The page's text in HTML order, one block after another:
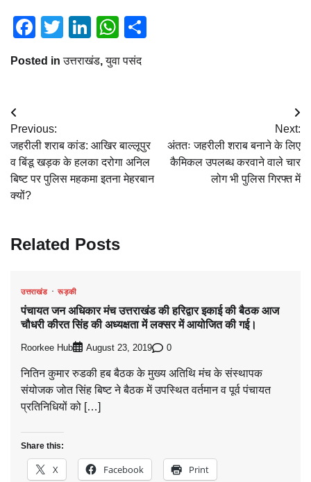
Facebook
TwitterLinkedIn
WhatsApp
Posted inउत्तराखंड,युवा पसंद
Post
navigation
Previous:
जहरीली शराब कांड: आखिर बाल्लूपुर
व बिंडू खड़क के हलका दरोगा अनिल
बिष्ट पर पुलिस महकमा इतना मेहरबान
क्यों?
Next:
अंततः जहरीली शराब बनाने के लिए
कैमिकल उपलब्ध करवाने वाले चार
लोग भी पुलिस गिरफ्त में
Related Posts
उत्तराखंड रूड़की
पंचायत जन अधिकार मंच उत्तराखंड की हरिद्वार इकाई की बैठक आज
चौधरी कीरत सिंह की अध्यक्षता में लक्सर में आयोजित की गई।
Roorkee Hub August 23, 2019 0
नितिन कुमार रुडकी हब बैठक के मुख्य अतिथि मंच के संस्थापक
संयोजक जोत सिंह बिष्ट ने बैठक में उपस्थित वर्तमान व पूर्व पंचायत
प्रतिनिधियों को […]
Share this:
X Facebook Print